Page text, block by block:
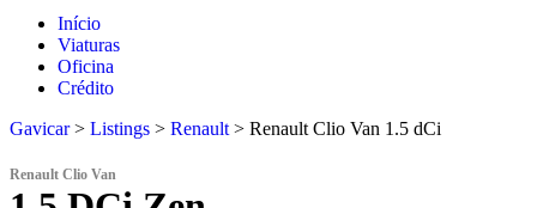
Início
Viaturas
Oficina
Crédito
Gavicar> Listings > Renault > Renault Clio Van 1.5 dCi
Renault Clio Van